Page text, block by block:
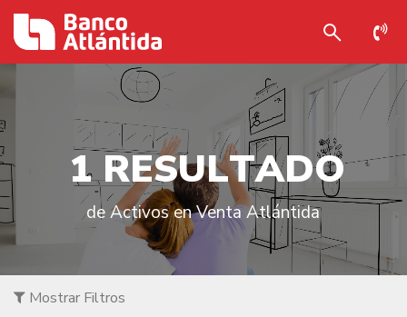
1 RESULTADO
de Activos en Venta Atlántida
Mostrar Filtros